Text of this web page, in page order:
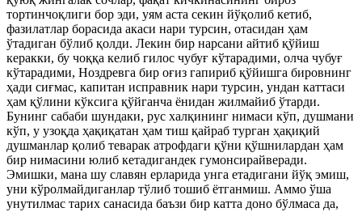
тортинчоқлиги бор эди, уям аста секин йўқолиб кетиб,
фазилатлар борасида акаси нари турсин, отасидан ҳам
ўтадиган бўлиб қолди. Лекин бир нарсани айтиб қўйиш
керакки, бу чоққа келиб гилос чубуғ кўтарадими, олча чубуғ
кўтарадими, Ноздревга бир оғиз гапириб қўйишга бировнинг
ҳади сиғмас, капитан исправник нари турсин, ундан каттаси
ҳам қўлини кўксига қўйганча ёнидан жилмайиб ўтарди.
Бунинг сабаби шундаки, рус халқининг нимаси кўп, душмани
кўп, у узоқда ҳақиқатан ҳам тиш қайраб турган ҳақиқий
душманлар қолиб теварак атрофдаги қўни қўшнилардан ҳам
бир нимасини юлиб кетадигандек гумонсирайверади.
Эмишки, мана шу славян ерларида унга етадигани йўқ эмиш,
уни кўролмайдиганлар тўлиб тошиб ётганмиш. Аммо ўша
унутилмас тарих санасида баъзи бир катта доно бўлмаса да,